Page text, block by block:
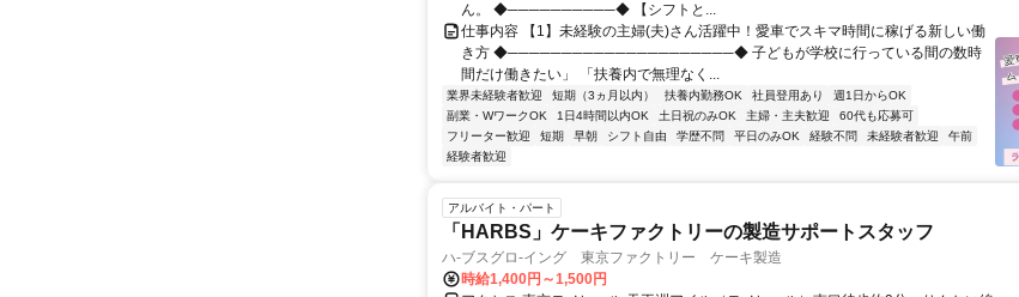
ん。 ◆──────────◆ 【シフトと...
仕事内容 【1】未経験の主婦(夫)さん活躍中！愛車でスキマ時間に稼げる新しい働
き方 ◆─────────────────────◆ 子どもが学校に行っている間の数時
間だけ働きたい」 「扶養内で無理なく...
業界未経験者歓迎 短期（3ヵ月以内） 扶養内勤務OK 社員登用あり
週1日からOK
副業・WワークOK
1日4時間以内OK 土日祝のみOK 主婦・主夫歓迎
60代も応募可
フリーター歓迎
短期 早朝 シフト自由 学歴不問 平日のみOK 経験不問 未経験者歓迎
午前
経験者歓迎
アルバイト・パート
「HARBS」ケーキファクトリーの製造サポートスタッフ
ハ-ブスグロ-イング 東京ファクトリー ケーキ製造
時給1,400円～1,500円